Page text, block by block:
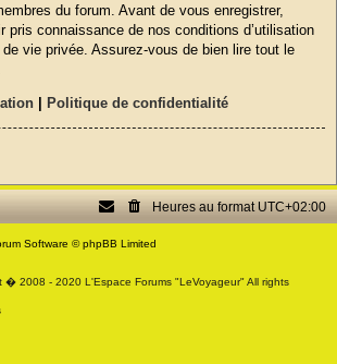
du forum. Avant de vous enregistrer,
pris connaissance de nos conditions d’utilisation
vie privée. Assurez-vous de bien lire tout le
Politique de confidentialité
Heures au format UTC+02:00
Software © phpBB Limited
� 2008 - 2020 L'Espace Forums "LeVoyageur" All rights